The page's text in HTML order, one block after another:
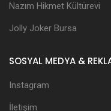
Nazım Hikmet Kültürevi
Jolly Joker Bursa
SOSYAL MEDYA &
Instagram
İletişim